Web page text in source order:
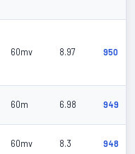
60mv 8.97 950
60m 6.98 949
60mv 8.3 948